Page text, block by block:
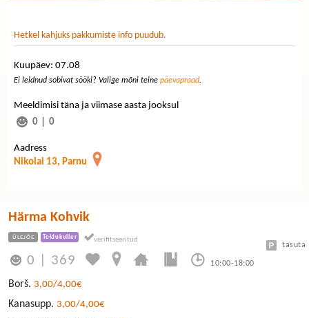
Hetkel kahjuks pakkumiste info puudub.
Kuupäev: 07.08
Ei leidnud sobivat sööki? Valige mõni teine päevapraad.
Meeldimisi täna ja viimase aasta jooksul
0
0
Aadress
Nikolai 13, Parnu
Härma Kohvik
ÜLEJÕE Toidukuller
0 369 10:00-18:00
tasuta
Borš. 3,00/4,00€
Kanasupp. 3,00/4,00€